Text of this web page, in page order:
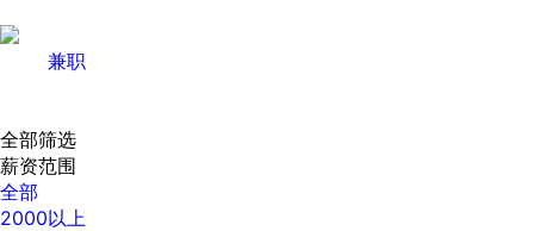
兼职
全部筛选
薪资范围
全部
2000以上